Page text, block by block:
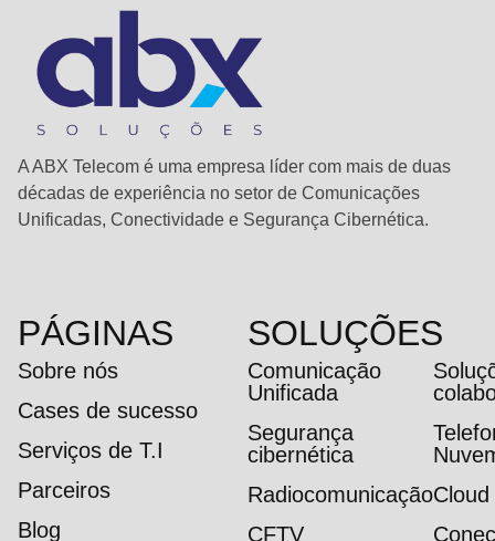
A ABX Telecom é uma empresa líder com mais de duas
décadas de experiência no setor de Comunicações
Unificadas, Conectividade e Segurança Cibernética.
PÁGINAS
Sobre nós
Cases de sucesso
Serviços de T.I
Parceiros
Blog
SOLUÇÕES
Comunicação
Unificada
Segurança
cibernética
RadiocomunicaçãoCloud
CFTV